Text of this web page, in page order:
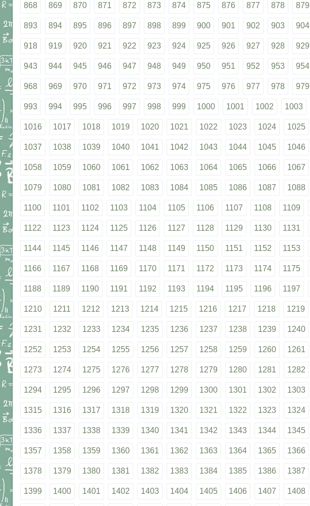
868 869 870 871 872 873 874 875 876 877 878 879
893 894 895 896 897 898 899 900 901 902 903 904
918 919 920 921 922 923 924 925 926 927 928 929
943 944 945 946 947 948 949 950 951 952 953 954
968 969 970 971 972 973 974 975 976 977 978 979
993 994 995 996 997 998 999 1000 1001 1002 1003
1016 1017 1018 1019 1020 1021 1022 1023 1024 1025
1037 1038 1039 1040 1041 1042 1043 1044 1045 1046
1058 1059 1060 1061 1062 1063 1064 1065 1066 1067
1079 1080 1081 1082 1083 1084 1085 1086 1087 1088
1100 1101 1102 1103 1104 1105 1106 1107 1108 1109
1122 1123 1124 1125 1126 1127 1128 1129 1130 1131
1144 1145 1146 1147 1148 1149 1150 1151 1152 1153
1166 1167 1168 1169 1170 1171 1172 1173 1174 1175
1188 1189 1190 1191 1192 1193 1194 1195 1196 1197
1210 1211 1212 1213 1214 1215 1216 1217 1218 1219
1231 1232 1233 1234 1235 1236 1237 1238 1239 1240
1252 1253 1254 1255 1256 1257 1258 1259 1260 1261
1273 1274 1275 1276 1277 1278 1279 1280 1281 1282
1294 1295 1296 1297 1298 1299 1300 1301 1302 1303
1315 1316 1317 1318 1319 1320 1321 1322 1323 1324
1336 1337 1338 1339 1340 1341 1342 1343 1344 1345
1357 1358 1359 1360 1361 1362 1363 1364 1365 1366
1378 1379 1380 1381 1382 1383 1384 1385 1386 1387
1399 1400 1401 1402 1403 1404 1405 1406 1407 1408